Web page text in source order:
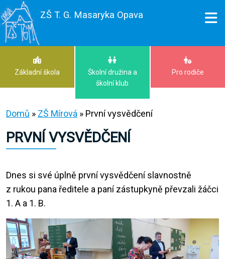
ZŠ T. G. Masaryka Opava
Základní škola
Školní družina a
školní klub
Pro rodiče
Domů » ZŠ Mírová » První vysvědčení
PRVNÍ VYSVĚDČENÍ
Dnes si své úplně první vysvědčení slavnostně
z rukou pana ředitele a paní zástupkyně převzali žáčci
1. A a 1. B.